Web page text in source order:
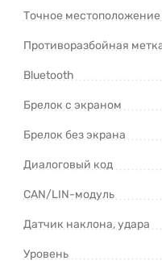
Точное местоположение
Противоразбойная
Bluetooth
Брелок с экраном
Брелок без экрана
Диалоговый код
CAN/LIN-модуль
Датчик наклона, удара
Уровень